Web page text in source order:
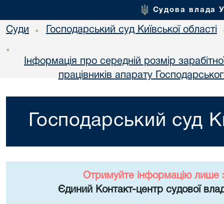
Судова влада
Суди • Господарський суд Київської області
•
Інформація про середній розмір
працівників апарату
Господарський суд
Отримуйте інформацію лише
Єдиний Контакт-центр судової